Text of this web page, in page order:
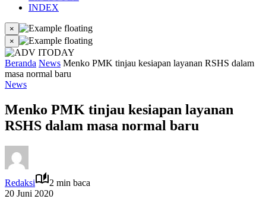
INDEX
×
×
Beranda News Menko PMK tinjau kesiapan layanan RSHS dalam
masa normal baru
News
Menko PMK tinjau kesiapan layanan
RSHS dalam masa normal baru
Redaksi
2 min baca
20 Juni 2020